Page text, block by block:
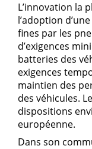
L’innovation la
l’adoption
fines par les
d’exigences
batteries des
exigences
maintien des
des véhicules.
dispositions
européenne.
Dans son